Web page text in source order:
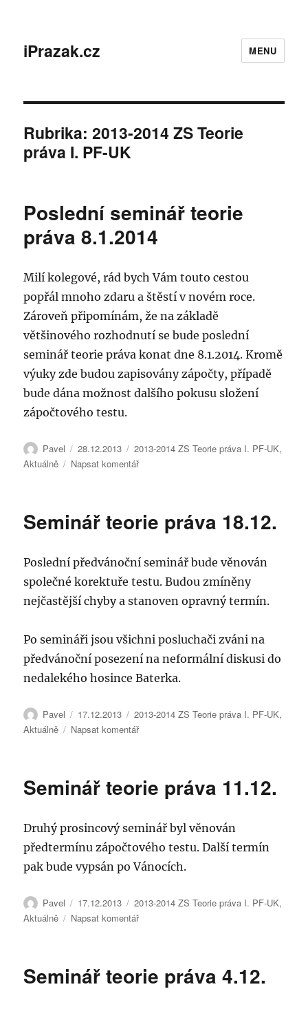
iPrazak.cz MENU
Rubrika:2013-2014 ZS Teorie
práva I. PF-UK
Poslední seminář teorie
práva 8.1.2014
Milí kolegové, rád bych Vám touto cestou
popřál mnoho zdaru a štěstí v novém roce.
Zároveň připomínám, že na základě
většinového rozhodnutí se bude poslední
seminář teorie práva konat dne 8.1.2014. Kromě
výuky zde budou zapisovány zápočty, případě
bude dána možnost dalšího pokusu složení
zápočtového testu.
Autor:
Pavel Publikováno:
28.12.2013 Rubriky:
2013-2014 ZS Teorie práva I. PF-UK,
Aktuálně
Napsat komentářpro
Poslední
seminář
práva
8.1.2014
Seminář teorie práva 18.12.
Poslední předvánoční seminář bude věnován
společné korektuře testu. Budou zmíněny
nejčastější chyby a stanoven opravný termín.
Po semináři jsou všichni posluchači zváni na
předvánoční posezení na neformální diskusi do
nedalekého hosince Baterka.
Autor:
Pavel Publikováno:
17.12.2013 Rubriky:
2013-2014 ZS Teorie práva I. PF-UK,
Aktuálně
Napsat komentářpro
Seminář
18.12.
Seminář teorie práva 11.12.
Druhý prosincový seminář byl věnován
předtermínu zápočtového testu. Další termín
pak bude vypsán po Vánocích.
Autor:
Pavel Publikováno:
17.12.2013 Rubriky:
2013-2014 ZS Teorie práva I. PF-UK,
Aktuálně
Napsat komentářpro
Seminář
Seminář teorie práva 4.12.